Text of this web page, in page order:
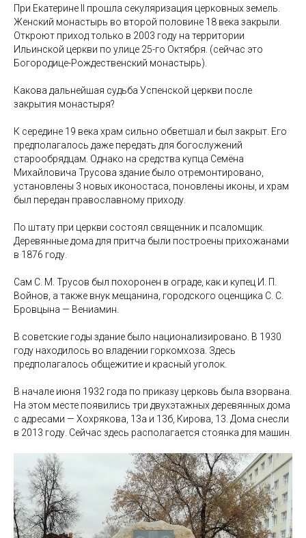
При Екатерине ll прошла секуляризация церковных земель.
Женский монастырь во второй половине 18 века закрыли.
Откроют приход только в 2003 году на территории
Ильинской церкви по улице 25-го Октября. (сейчас это
Богородице-Рождественский монастырь).
Какова дальнейшая судьба Успенской церкви после
закрытия монастыря?
К середине 19 века храм сильно обветшал и был закрыт. Его
предполагалось даже передать для богослужений
старообрядцам. Однако на средства купца Семёна
Михайловича Трусова здание было отремонтировано,
установлены 3 новых иконостаса, поновлены иконы, и храм
был передан православному приходу.
По штату при церкви состоял священник и псаломщик.
Деревянные дома для притча были построены прихожанами
в 1876 году.
Сам С. М. Трусов был похоронен в ограде, как и купец И. П.
Войнов, а также внук мещанина, городского оценщика С. С.
Бровцына — Вениамин.
В советские годы здание было национализировано. В 1930
году находилось во владении горкомхоза. Здесь
предполагалось общежитие и красный уголок.
В начале июня 1932 года по приказу церковь была взорвана.
На этом месте появились три двухэтажных деревянных дома
с адресами — Хохрякова, 13а и 13б, Кирова, 13. Дома снесли
в 2013 году. Сейчас здесь располагается стоянка для машин.